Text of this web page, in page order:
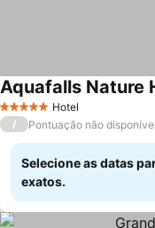
5 Estrelas Hotel
Aquafalls Nature
/ Pontuação não disponível
Selecione as datas
exatos.